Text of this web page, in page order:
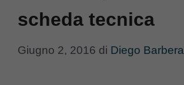
scheda tecnica
Giugno 2, 2016 di Diego Barbera